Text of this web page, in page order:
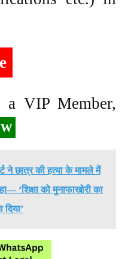
VIP Member,
ने छात्र की हत्या के मामले में
‘शिक्षा को मुनाफाखोरी का
दिया’